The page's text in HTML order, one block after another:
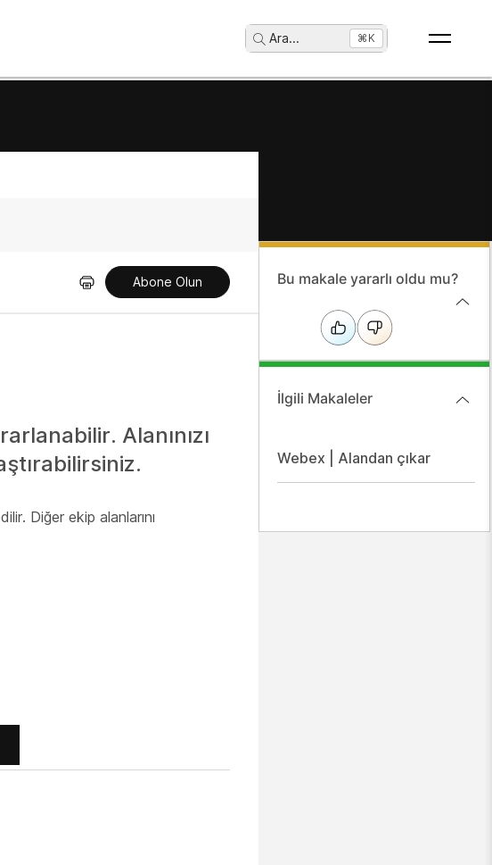
Ara... ⌘K
Abone Olun
Alanınızı
Diğer ekip alanlarını
Bu makale yararlı oldu mu?
İlgili Makaleler
Webex | Alandan çıkar